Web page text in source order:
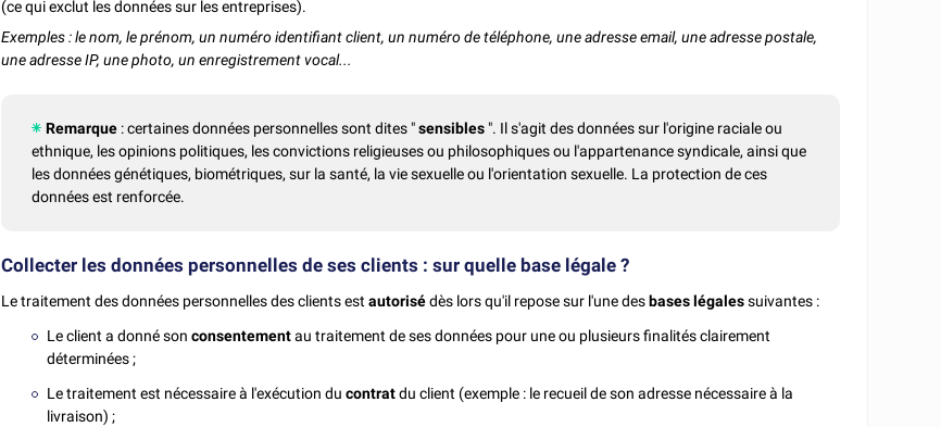
(ce qui exclut les données sur les entreprises).
Exemples : le nom, le prénom, un numéro identifiant client, un numéro de téléphone, une adresse email, une adresse postale,
une adresse IP, une photo, un enregistrement vocal...
Remarque : certaines données personnelles sont dites "sensibles ". Il s'agit des données sur l'origine raciale ou
ethnique, les opinions politiques, les convictions religieuses ou philosophiques ou l'appartenance syndicale, ainsi que
les données génétiques, biométriques, sur la santé, la vie sexuelle ou l'orientation sexuelle. La protection de ces
données est renforcée.
Collecter les données personnelles de ses clients : sur quelle base légale ?
Le traitement des données personnelles des clients estautorisédès lors qu'il repose sur l'une desbases légalessuivantes :
Le client a donné sonconsentementau traitement de ses données pour une ou plusieurs finalités clairement
déterminées ;
Le traitement est nécessaire à l'exécution ducontratdu client (exemple : le recueil de son adresse nécessaire à la
livraison) ;